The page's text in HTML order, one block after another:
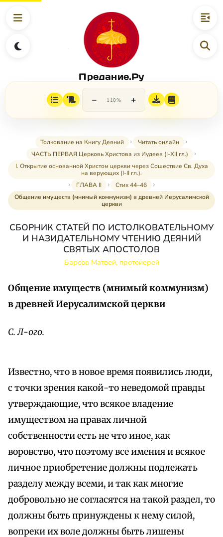
Предание.Ру
− 110% +
Толкование на Книгу Деяний
Читать онлайн
ЧАСТЬ ПЕРВАЯ Церковь Христова из Иудеев (I-XII гл.)
I. Открытие основанной Христом церкви через Сошествие Св. Духа
на верующих (I-II гл.).
ГЛАВА II
Стих 44–46
Общение имуществ (мнимый коммунизм) в древней Иерусалимской
церкви
СБОРНИК СТАТЕЙ ПО ИСТОЛКОВАТЕЛЬНОМУ
И НАЗИДАТЕЛЬНОМУ ЧТЕНИЮ ДЕЯНИЙ
СВЯТЫХ АПОСТОЛОВ
Барсов Матвей, протоиерей
Общение имуществ (мнимый коммунизм)
в древней Иерусалимской церкви
С. Л-ого.
Известно, что в новое время появились люди,
с точки зрения какой-то неведомой правды
утверждающие, что всякое владение
имуществом на правах личной
собственности есть не что иное, как
воровство, что поэтому все имения и всякое
личное приобретение должны подлежать
разделу между всеми, и так как многие
добровольно не согласятся на такой раздел, то
должны быть принуждены к нему силой,
вопреки их воле должны быть лишены